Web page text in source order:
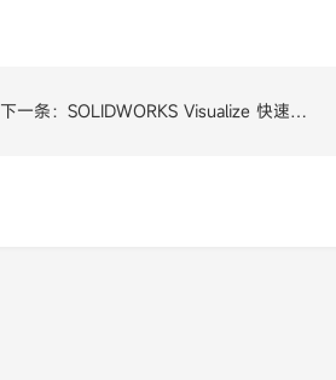
下一条：SOLIDWORKS Visualize 快速创